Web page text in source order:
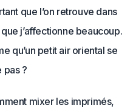
que l’on retrouve dans
j’affectionne beaucoup.
qu’un petit air oriental se
pas ?
mixer les imprimés,